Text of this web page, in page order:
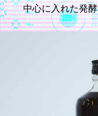
中心に入れた発